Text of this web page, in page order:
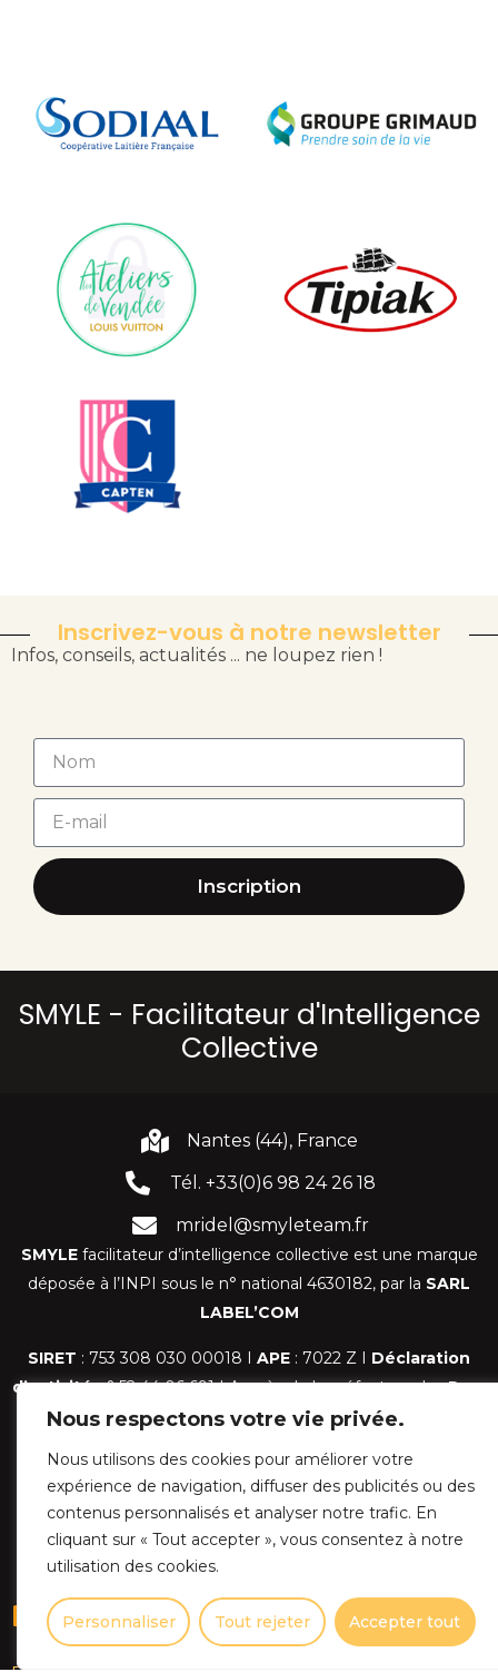
Nous respectons votre vie privée.
Nous utilisons des cookies pour améliorer votre
expérience de navigation, diffuser des publicités ou des
contenus personnalisés et analyser notre trafic. En
cliquant sur « Tout accepter », vous consentez à notre
utilisation des cookies.
Personnaliser Tout rejeter Accepter tout
formation
Inscrivez-vous à notre newsletter
Infos, conseils, actualités ... ne loupez rien !
Inscription
SMYLE - Facilitateur d'Intelligence
Collective
Nantes (44), France
Tél. +33(0)6 98 24 26 18
mridel@smyleteam.fr
SMYLEfacilitateur d’intelligence collective est une marque
déposée à l’INPI sous le n° national 4630182, par la SARL
LABEL’COM
SIRET : 753 308 030 00018 I APE : 7022 Z I Déclaration
d’activitén° 52 44 06 691 I Auprès de la préfecture desPays
de la Loire
Horaires d'ouverture
Lundi au Vendredi :
09:00 – 12:30 / 14:00 – 18:00
Samedi et Dimanche :